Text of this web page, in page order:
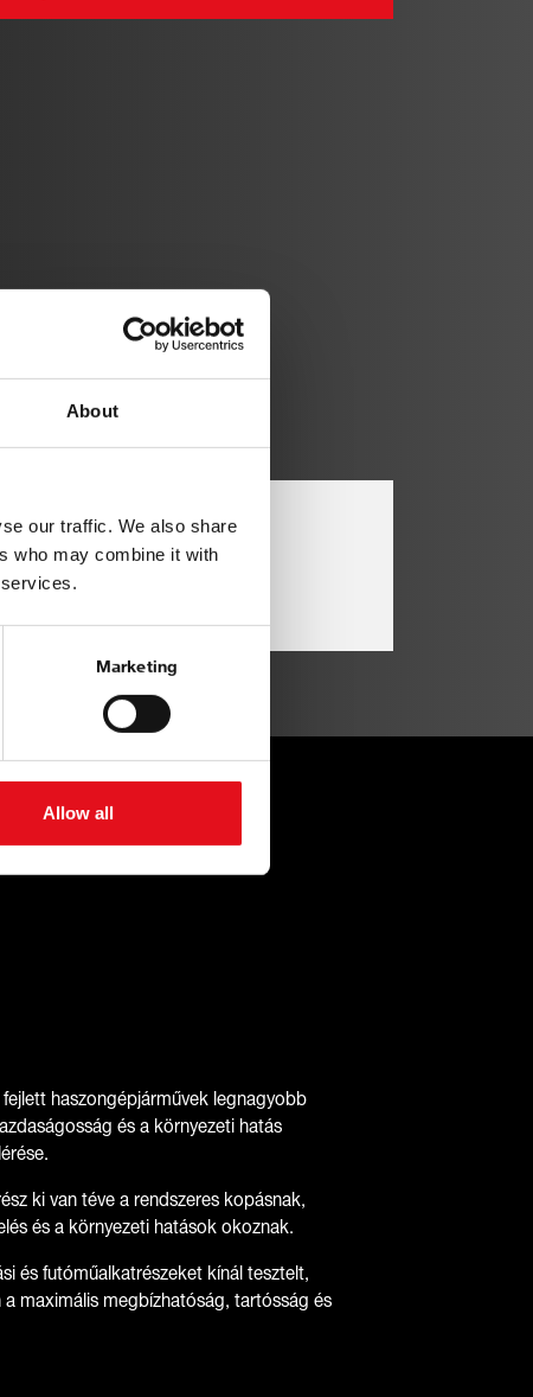
About
our traffic. We also share
who may combine it with
Marketing
Allow all
haszongépjárművek legnagyobb
és a környezeti hatás
ki van téve a rendszeres kopásnak,
és a környezeti hatások okoznak.
és futóműalkatrészeket kínál tesztelt,
maximális megbízhatóság, tartósság és